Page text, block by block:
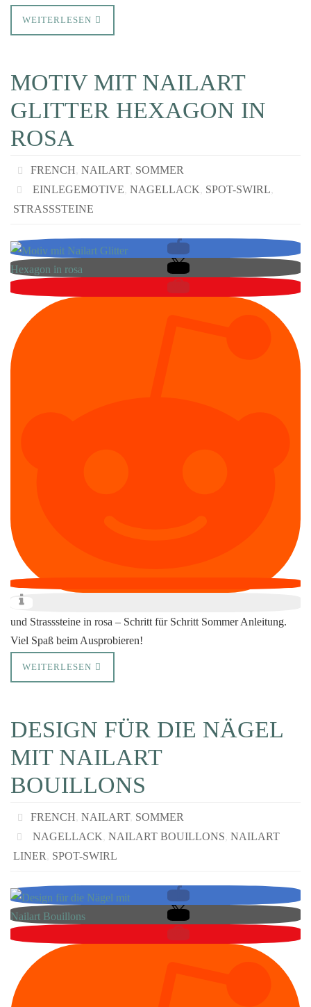
WEITERLESEN
MOTIV MIT NAILART
GLITTER HEXAGON IN
ROSA
FRENCH, NAILART, SOMMER
EINLEGEMOTIVE, NAGELLACK, SPOT-SWIRL,
STRASSSTEINE
und Strasssteine in rosa – Schritt für Schritt Sommer Anleitung.
Viel Spaß beim Ausprobieren!
WEITERLESEN
DESIGN FÜR DIE NÄGEL
MIT NAILART
BOUILLONS
FRENCH, NAILART, SOMMER
NAGELLACK, NAILART BOUILLONS, NAILART
LINER, SPOT-SWIRL